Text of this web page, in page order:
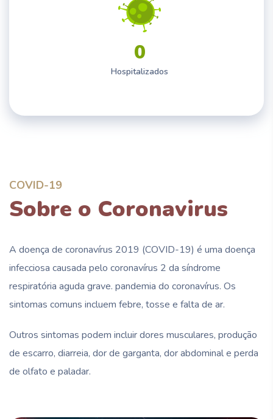
0
Hospitalizados
COVID-19
Sobre o Coronavirus
A doença de coronavírus 2019 (COVID-19) é uma doença
infecciosa causada pelo coronavírus 2 da síndrome
respiratória aguda grave. pandemia do coronavírus. Os
sintomas comuns incluem febre, tosse e falta de ar.
Outros sintomas podem incluir dores musculares, produção
de escarro, diarreia, dor de garganta, dor abdominal e perda
de olfato e paladar.